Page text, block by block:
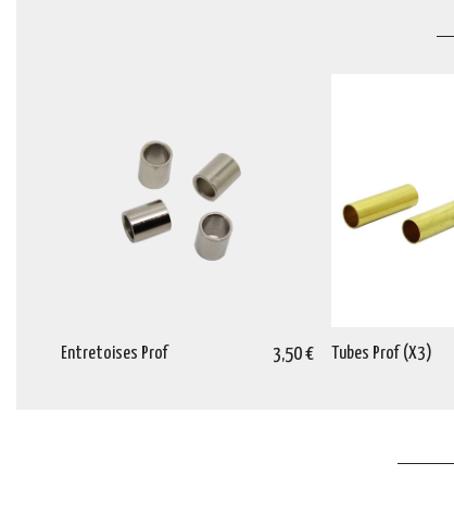
Entretoises Prof 3,50 € Tubes Prof (X3)